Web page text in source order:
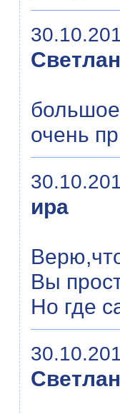
очень
ира
Вы
Но где